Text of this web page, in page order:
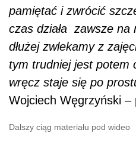
pamiętać i zwrócić
czas działa zawsze na
dłużej zwlekamy z
tym trudniej jest potem
wręcz staje się po
Wojciech Węgrzyński
Dalszy ciąg materiału pod wideo